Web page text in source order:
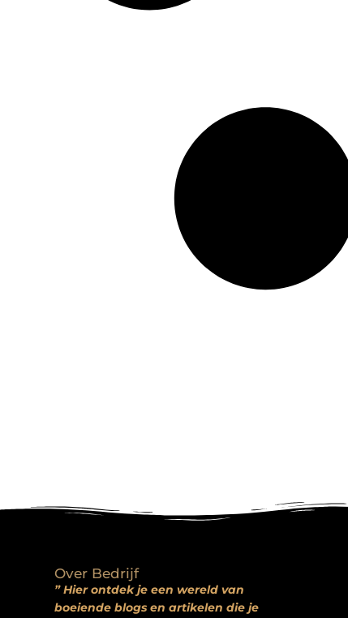
Over Bedrijf
” Hier ontdek je een wereld van
boeiende blogs en artikelen die je